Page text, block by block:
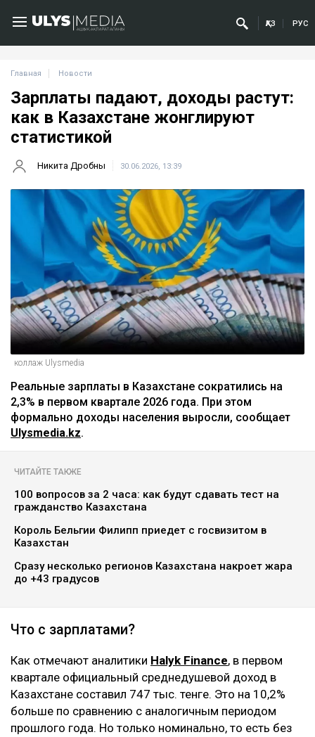
ҚАЗ РУС
Главная Новости
Зарплаты падают, доходы растут:
как в Казахстане жонглируют
статистикой
Никита Дробны 30.06.2026, 13:39
коллаж Ulysmedia
Реальные зарплаты в Казахстане сократились на
2,3% в первом квартале 2026 года. При этом
формально доходы населения выросли, сообщает
Ulysmedia.kz.
ЧИТАЙТЕ ТАКЖЕ
100 вопросов за 2 часа: как будут сдавать тест на
гражданство Казахстана
Король Бельгии Филипп приедет с госвизитом в
Казахстан
Сразу несколько регионов Казахстана накроет жара
до +43 градусов
Что с зарплатами?
Как отмечают аналитики Halyk Finance, в первом
квартале официальный среднедушевой доход в
Казахстане составил 747 тыс. тенге. Это на 10,2%
больше по сравнению с аналогичным периодом
прошлого года. Но только номинально, то есть без